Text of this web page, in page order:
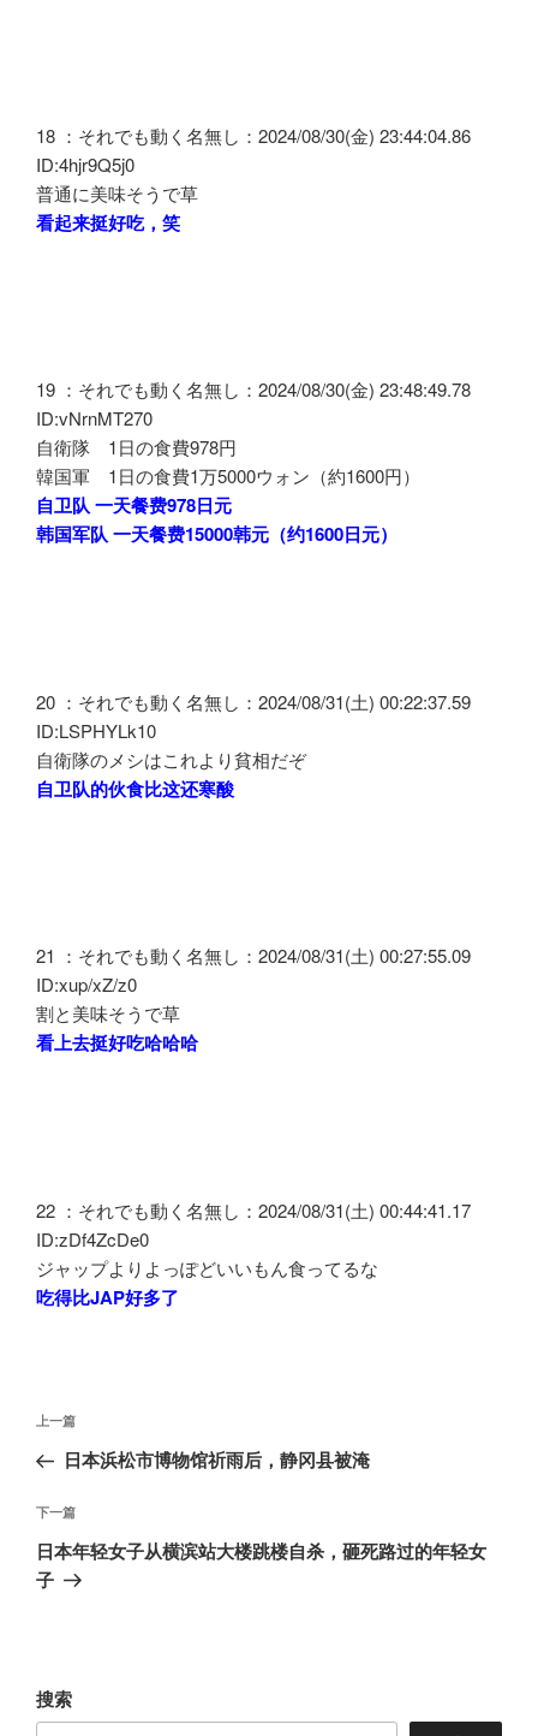
18 ：それでも動く名無し：2024/08/30(金) 23:44:04.86
ID:4hjr9Q5j0
普通に美味そうで草
看起来挺好吃，笑
19 ：それでも動く名無し：2024/08/30(金) 23:48:49.78
ID:vNrnMT270
自衛隊 1日の食費978円
韓国軍 1日の食費1万5000ウォン（約1600円）
自卫队 一天餐费978日元
韩国军队 一天餐费15000韩元（约1600日元）
20 ：それでも動く名無し：2024/08/31(土) 00:22:37.59
ID:LSPHYLk10
自衛隊のメシはこれより貧相だぞ
自卫队的伙食比这还寒酸
21 ：それでも動く名無し：2024/08/31(土) 00:27:55.09
ID:xup/xZ/z0
割と美味そうで草
看上去挺好吃哈哈哈
22 ：それでも動く名無し：2024/08/31(土) 00:44:41.17
ID:zDf4ZcDe0
ジャップよりよっぽどいいもん食ってるな
吃得比JAP好多了
文
导
航
上
一
文
章
上一篇
日本浜松市博物馆祈雨后，静冈县被淹
下
一
篇
下一篇
日本年轻女子从横滨站大楼跳楼自杀，砸死路过的年轻女
子
搜索